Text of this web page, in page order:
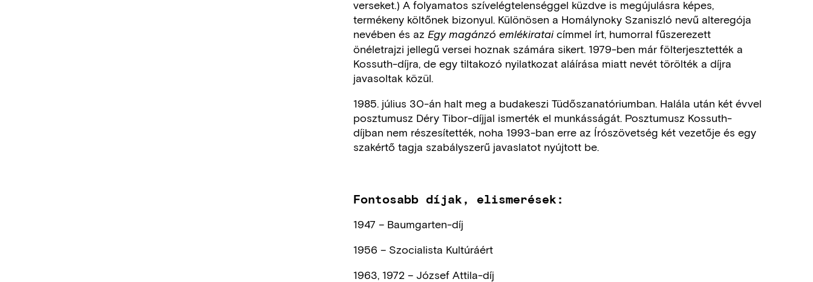
verseket.) A folyamatos szívelégtelenséggel küzdve is megújulásra képes,
termékeny költőnek bizonyul. Különösen a Homálynoky Szaniszló nevű alteregója
nevében és az Egy magánzó emlékirataicímmel írt, humorral fűszerezett
önéletrajzi jellegű versei hoznak számára sikert. 1979-ben már fölterjesztették a
Kossuth-díjra, de egy tiltakozó nyilatkozat aláírása miatt nevét törölték a díjra
javasoltak közül.
1985. július 30-án halt meg a budakeszi Tüdőszanatóriumban. Halála után két évvel
posztumusz Déry Tibor-díjjal ismerték el munkásságát. Posztumusz Kossuth-
díjban nem részesítették, noha 1993-ban erre az Írószövetség két vezetője és egy
szakértő tagja szabályszerű javaslatot nyújtott be.
Fontosabb díjak, elismerések:
1947 – Baumgarten-díj
1956 – Szocialista Kultúráért
1963, 1972 – József Attila-díj